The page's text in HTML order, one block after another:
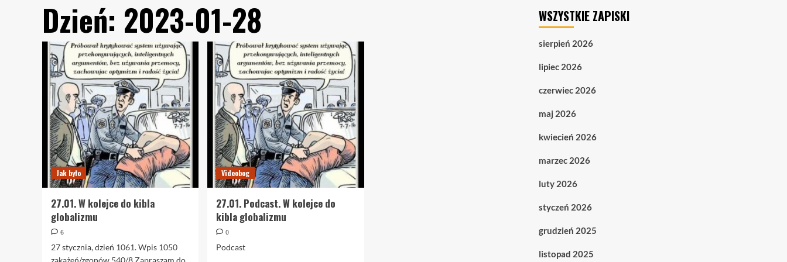
Dzień: 2023-01-28
Jak było
27.01. W kolejce do kibla
globalizmu
6
27 stycznia, dzień 1061. Wpis 1050
Videobog
27.01. Podcast. W kolejce do
kibla globalizmu
0
Podcast
WSZYSTKIE ZAPISKI
sierpień 2026
lipiec 2026
czerwiec 2026
maj 2026
kwiecień 2026
marzec 2026
luty 2026
styczeń 2026
grudzień 2025
listopad 2025